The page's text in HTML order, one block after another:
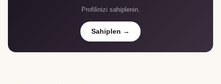
Profilinizi sahiplenin.
Sahiplen →